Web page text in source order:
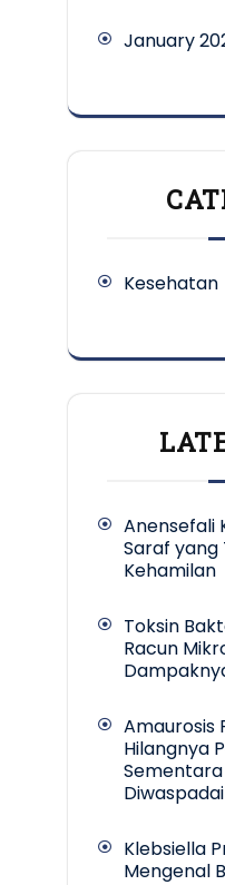
January
Kesehatan
Anensefali
Saraf yang
Kehamilan
Toksin
Racun
Amaurosis
Hilangnya
Diwaspadai
Klebsiella
Mengenal